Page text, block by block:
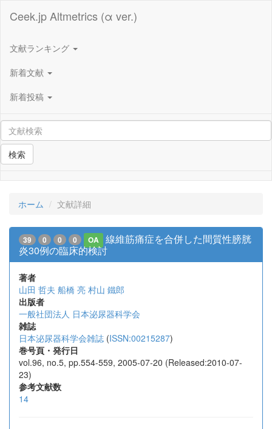
Ceek.jp Altmetrics (α ver.)
文献ランキング
新着文献
新着投稿
検索
ホーム 文献詳細
39 0 0 0 OA
線維筋痛症を合併した間質性膀胱
炎30例の臨床的検討
著者
山田 哲夫 船橋 亮 村山 鐵郎
出版者
一般社団法人 日本泌尿器科学会
雑誌
日本泌尿器科学会雑誌 (ISSN:00215287)
巻号頁・発行日
vol.96, no.5, pp.554-559, 2005-07-20 (Released:2010-07-
23)
参考文献数
14